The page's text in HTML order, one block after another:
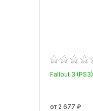
Fallout 3 (PS3)
от 2 677 ₽